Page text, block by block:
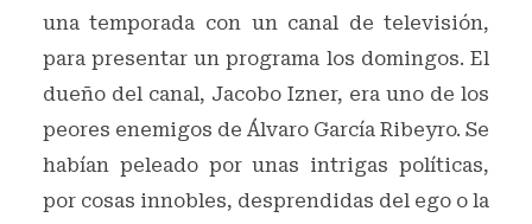
una temporada con un canal de televisión,
para presentar un programa los domingos. El
dueño del canal, Jacobo Izner, era uno de los
peores enemigos de Álvaro García Ribeyro. Se
habían peleado por unas intrigas políticas,
por cosas innobles, desprendidas del ego o la